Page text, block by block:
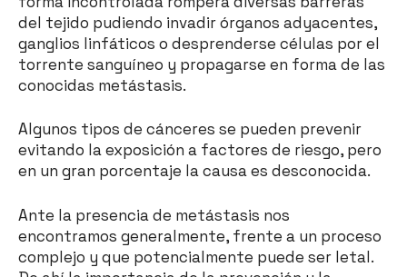
del tejido pudiendo invadir órganos adyacentes,
ganglios linfáticos o desprenderse células por el
torrente sanguíneo y propagarse en forma de las
conocidas metástasis.
Algunos tipos de cánceres se pueden prevenir
evitando la exposición a factores de riesgo, pero
en un gran porcentaje la causa es desconocida.
Ante la presencia de metástasis nos
encontramos generalmente, frente a un proceso
complejo y que potencialmente puede ser letal.